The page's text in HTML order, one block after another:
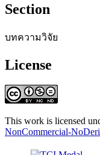
Section
บทความวิจัย
License
This work is licensed
NonCommercial-